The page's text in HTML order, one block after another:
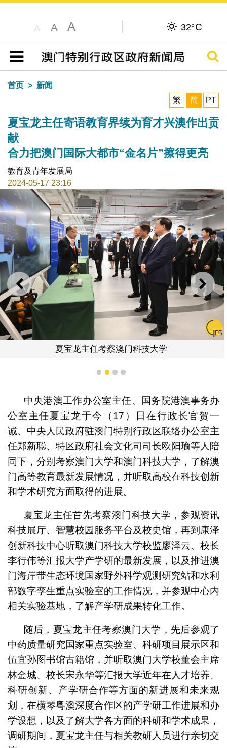
A A A 32°C
目录
搜寻
首页
新闻
繁
简 PT
夏宝龙主任寄语教育界续为育才兴澳作出贡
献
合力把澳门国际大都市“金名片”擦得更亮
教育及青年发展局
2024-05-17 23:16
上一则 下一
夏宝龙主任考察澳门科技大学
1 2 3 4
中央港澳工作办公室主任、国务院港澳事务办
公室主任夏宝龙于今（17）日在行政长官贺一
诚、中央人民政府驻澳门特别行政区联络办公室主
任郑新聪、特区政府社会文化司司长欧阳瑜等人陪
同下，分别考察澳门大学和澳门科技大学，了解澳
门高等教育最新发展情况，并听取高校在科技创新
和学术研究方面取得的进展。
夏宝龙主任首先考察澳门科技大学，参观资讯
科技展厅、智慧校园服务平台及校史馆，再到康泽
创新科技中心听取澳门科技大学校监廖泽云、校长
李行伟等汇报大学产学研的最新发展，以及推进澳
门海岸带生态环境国家野外科学观测研究站和水利
部数字孪生重点实验室的工作情况，并参观中心内
相关实验基地，了解产学研成果转化工作。
随后，夏宝龙主任考察澳门大学，先后参观了
中药质量研究国家重点实验室、科研项目展示区和
伍宜孙图书馆古籍馆，并听取澳门大学校董会主席
林金城、校长宋永华等汇报大学近年在人才培养、
科研创新、产学研合作等方面的新进展和未来规
划，在横琴粤澳深度合作区的产学研工作进展和办
学设想，以及了解大学各方面的科研和学术成果，
调研期间，夏宝龙主任与相关教研人员进行亲切交